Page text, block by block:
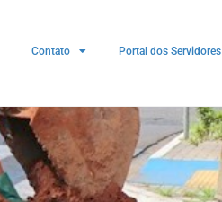
Contato Portal dos Servidores